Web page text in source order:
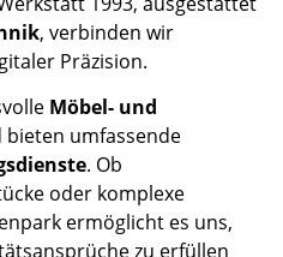
, verbinden wir
Präzision.
Möbel- und
bieten umfassende
. Ob
oder komplexe
ermöglicht es uns,
zu erfüllen